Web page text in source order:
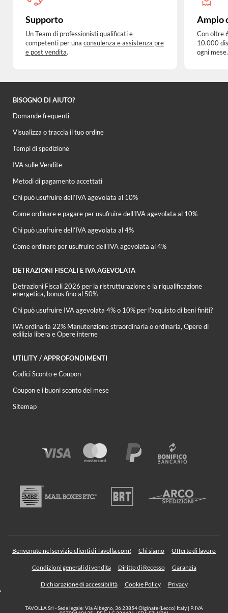
Supporto
Un Team di professionisti qualificati e
competenti per una consulenza e assistenza pre
e post vendita.
Ampio
Con oltre
10.000
ogni mese.
BISOGNO DI AIUTO?
Domande frequenti
Visualizza o traccia il tuo ordine
Tempi di spedizione
IVA sulle Vendite
Metodi di pagamento accettati
Chi può usufruire dell’IVA agevolata al 10%
Come ordinare e pagare per usufruire dell'IVA agevolata al 10%
Chi può usufruire dell’IVA agevolata al 4%
Come ordinare per usufruire dell'IVA agevolata al 4%
DETRAZIONI FISCALI E IVA AGEVOLATA
Detrazioni Fiscali 2026 per la ristrutturazione e la riqualificazione
energetica, bonus fino al 50%
Chi può usufruire IVA agevolata 4% o 10% per l'acquisto di beni finiti?
IVA ordinaria 22% Manutenzione straordinaria o ordinaria, Opere di
edilizia libera e Opere interne
UTILITY / APPROFONDIMENTI
Codici Sconto e Coupon
Coupon e i buoni sconto del mese
Sitemap
Benvenuto nel servizio clienti di Tavolla.com! Chi siamo Offerte di lavoro
Condizioni generali di vendita Diritto di Recesso Garanzia
Dichiarazione di accessibilità Cookie Policy Privacy
TAVOLLA Srl - Sede legale: Via Albegno, 36 23854 Olginate (Lecco) Italy | P. IVA